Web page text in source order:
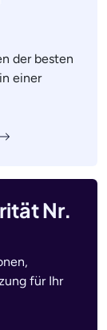
der besten
einer
Nr.
für Ihr